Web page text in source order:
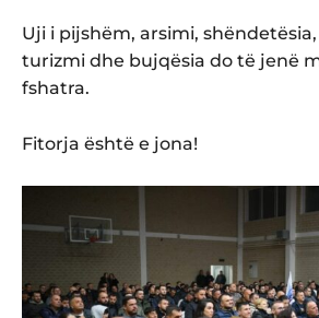
Uji i pijshëm, arsimi,
turizmi dhe bujqësia do të jenë
fshatra.
Fitorja është e jona!